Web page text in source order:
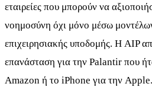
εταιρείες που μπορούν να
νοημοσύνη όχι μόνο μέσω
επιχειρησιακής υποδομής. Η AIP
επανάσταση για την Palantir που
Amazon ή το iPhone για την Apple.